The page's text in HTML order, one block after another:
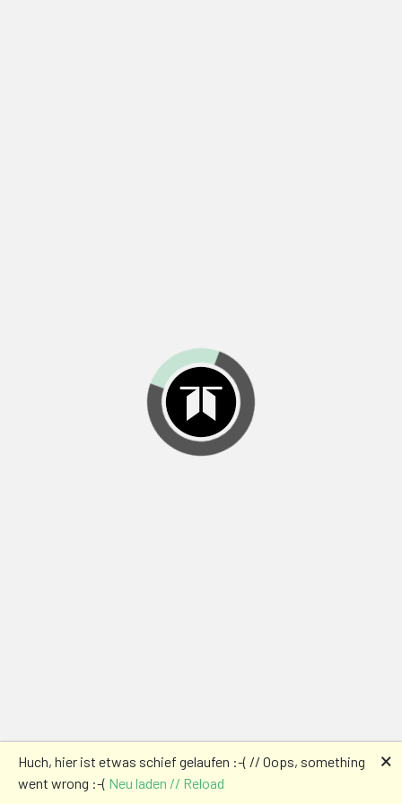
Huch, hier ist etwas schief gelaufen :-( // Oops, something
went wrong :-( Neu laden // Reload
🗙